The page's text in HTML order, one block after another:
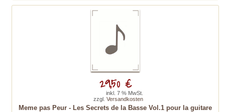
Meme pas Peur - Les Secrets de la Basse Vol.1 pour la guitare
29,50 €
inkl. 7 % MwSt.
zzgl. Versandkosten